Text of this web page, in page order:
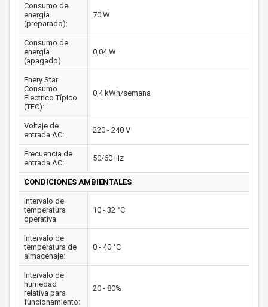
Consumo de
energía
(preparado):
70 W
Consumo de
energía
(apagado):
0,04 W
Enery Star
Consumo
Electrico Típico
(TEC):
0,4 kWh/semana
Voltaje de
entrada AC:
220 - 240 V
Frecuencia de
entrada AC:
50/60 Hz
CONDICIONES AMBIENTALES
Intervalo de
temperatura
operativa:
10 - 32 °C
Intervalo de
temperatura de
almacenaje:
0 - 40 °C
Intervalo de
humedad
relativa para
funcionamiento:
20 - 80%